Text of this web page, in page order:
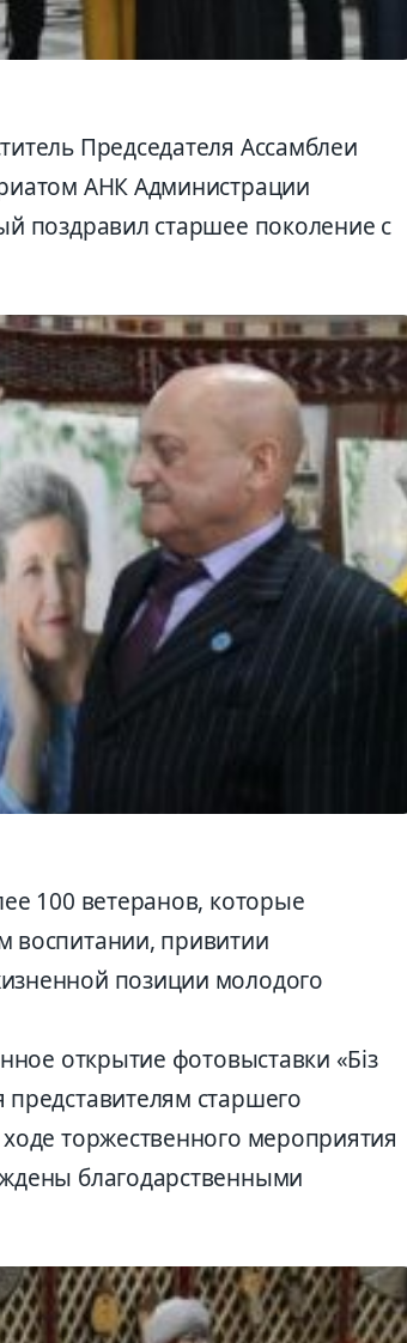
Председателя Ассамблеи
АНК Администрации
поздравил старшее поколение с
100 ветеранов, которые
воспитании, привитии
позиции молодого
открытие фотовыставки «Біз
старшего
торжественного мероприятия
благодарственными